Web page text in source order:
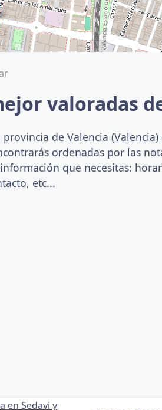
valoradas
de Valencia (Valencia)
ordenadas por las
que necesitas:
etc...